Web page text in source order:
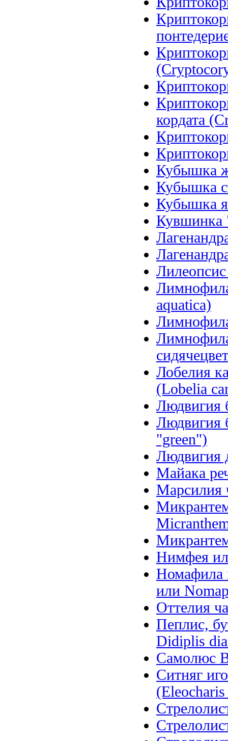
кордата
Кубышка
Кубышка
Кубышка
Кувшинка
aquatica)
Лобелия
(Lobelia
Людвигия
Людвигия
"green")
Людвигия
Майака
Марсилия
Нимфея
Номафила
или
Оттелия
Пеплис,
Didiplis
Самолюс
Ситняг